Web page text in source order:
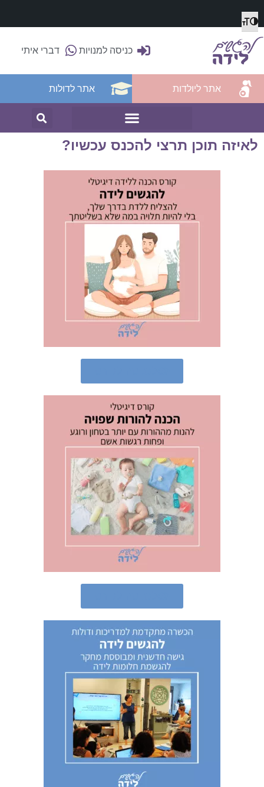
הפעל/כבה ניגודיות גבוהה
מתג גודל גופן
כניסה למנויות דברי איתי
אתר ליולדות אתר לדולות
לאיזה תוכן תרצי להכנס עכשיו?